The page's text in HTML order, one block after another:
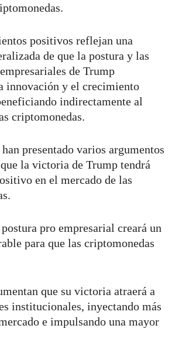
positivos reflejan una
de que la postura y las
de Trump
innovación y el crecimiento
indirectamente al
criptomonedas.
presentado varios argumentos
la victoria de Trump tendrá
en el mercado de las
pro empresarial creará un
para que las criptomonedas
que su victoria atraerá a
institucionales, inyectando más
e impulsando una mayor